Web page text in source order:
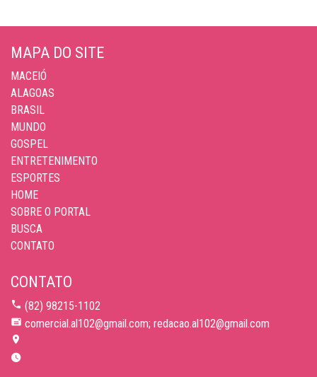
MAPA DO SITE
MACEIÓ
ALAGOAS
BRASIL
MUNDO
GOSPEL
ENTRETENIMENTO
ESPORTES
HOME
SOBRE O PORTAL
BUSCA
CONTATO
CONTATO
(82) 98215-1102
comercial.al102@gmail.com; redacao.al102@gmail.com